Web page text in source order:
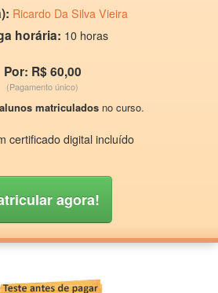
Ricardo Da Silva Vieira
horária: 10 horas
Por: R$ 60,00
(Pagamento único)
matriculados no curso.
certificado digital incluído
agora!